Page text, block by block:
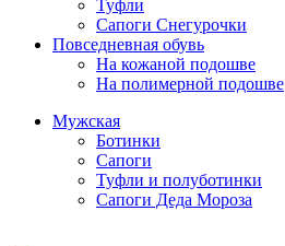
Туфли
Сапоги Снегурочки
Повседневная обувь
На кожаной подошве
На полимерной подошве
Мужская
Ботинки
Сапоги
Туфли и полуботинки
Сапоги Деда Мороза